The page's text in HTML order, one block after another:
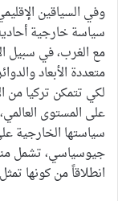
وفي السياقين
سياسة خارجية
مع الغرب، في سبيل
متعددة الأبعاد
لكي تتمكن تركيا من
على المستوى
سياستها الخارجية
جيوسياسي، تشمل
انطلاقاً من كونها